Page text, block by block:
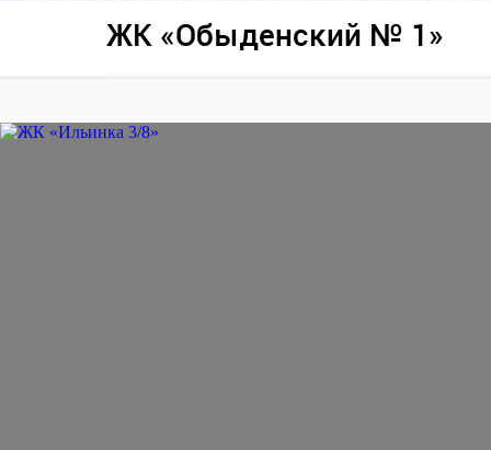
ЖК «Обыденский № 1»